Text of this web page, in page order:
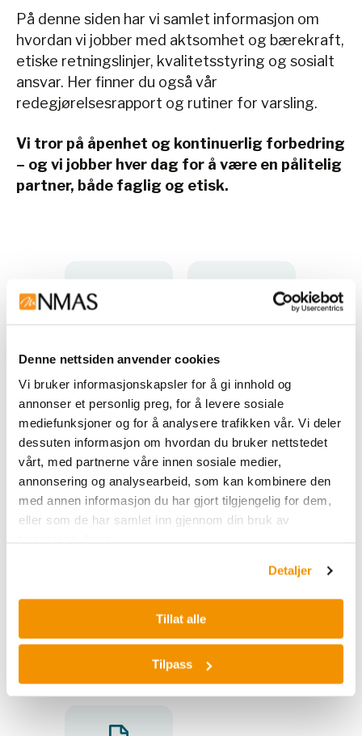
Denne nettsiden anvender cookies
Vi bruker informasjonskapsler for å gi innhold og
annonser et personlig preg, for å levere sosiale
mediefunksjoner og for å analysere trafikken vår. Vi deler
dessuten informasjon om hvordan du bruker nettstedet
vårt, med partnerne våre innen sosiale medier,
annonsering og analysearbeid, som kan kombinere den
med annen informasjon du har gjort tilgjengelig for dem,
eller som de har samlet inn gjennom din bruk av
Detaljer
Tillat alle
Tilpass
På denne siden har vi samlet informasjon om
hvordan vi jobber med aktsomhet og bærekraft,
etiske retningslinjer, kvalitetsstyring og sosialt
ansvar. Her finner du også vår
redegjørelsesrapport og rutiner for varsling.
Vi tror på åpenhet og kontinuerlig forbedring
– og vi jobber hver dag for å være en pålitelig
partner, både faglig og etisk.
ntal)
(Social)
Styring
(Governanc
Bærekrafts
rapporterin
g
Etiske
retningslinj
er